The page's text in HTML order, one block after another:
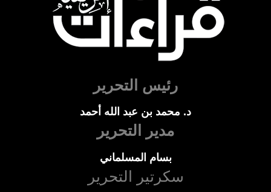
رئيس التحرير
د. محمد بن عبد الله أحمد
مدير التحرير
بسام المسلماني
سكرتير التحرير